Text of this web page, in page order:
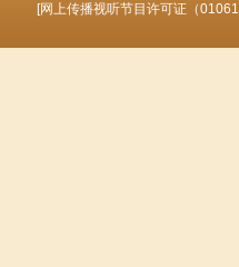
目，今天我
[网上传播视听节目许可证（